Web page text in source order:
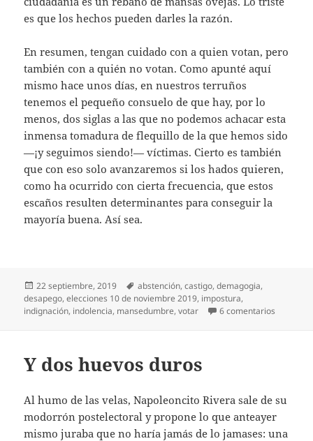
es que los hechos pueden darles la razón.
En resumen, tengan cuidado con a quien votan, pero
también con a quién no votan. Como apunté aquí
mismo hace unos días, en nuestros terruños
tenemos el pequeño consuelo de que hay, por lo
menos, dos siglas a las que no podemos achacar esta
inmensa tomadura de flequillo de la que hemos sido
—¡y seguimos siendo!— víctimas. Cierto es también
que con eso solo avanzaremos si los hados quieren,
como ha ocurrido con cierta frecuencia, que estos
escaños resulten determinantes para conseguir la
mayoría buena. Así sea.
Publicado
el
22 septiembre, 2019 Etiquetas
abstención,castigo,demagogia,
desapego,elecciones 10 de noviembre 2019, impostura,
indignación, indolencia, mansedumbre,votar 6 comentarios
Y dos huevos duros
Al humo de las velas, Napoleoncito Rivera sale de su
modorrón postelectoral y propone lo que anteayer
mismo juraba que no haría jamás de lo jamases: una